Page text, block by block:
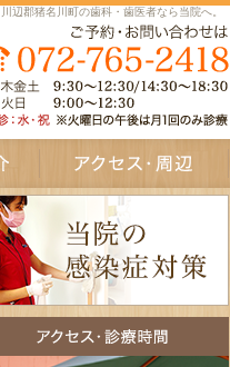
辺郡猪名川町の歯科・歯医者なら当院へ。
アクセス・周辺